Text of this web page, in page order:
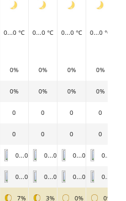
0...0 °C 0...0 °C 0...0 °C 0...0 °C
0% 0% 0%
0%
0% 0% 0%
0%
0 0 0
0
0 0 0 0
0...0 0...0 0...0 0...0
0...0 0...0 0...0 0...0
7% 3% 0% 0%